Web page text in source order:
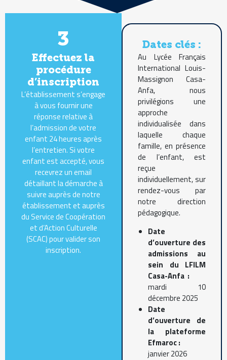
Dates clés :
Au Lycée Français
International Louis-
Massignon Casa-
Anfa, nous
privilégions une
approche
individualisée dans
laquelle chaque
famille, en présence
de l’enfant, est
reçue
individuellement, sur
rendez-vous par
notre direction
pédagogique.
Date
d’ouverture des
admissions au
sein du LFILM
Casa-Anfa :
mardi 10
décembre 2025
Date
d’ouverture de
la plateforme
Efmaroc :
janvier 2026
3
Effectuez la
procédure
d’inscription
L’établissement s’engage
à vous fournir une
réponse relative à
l’admission de votre
enfant 24 heures après
l’entretien. Si votre
enfant est accepté, vous
recevrez un email
détaillant la démarche à
suivre auprès de notre
établissement et auprès
du Service de Coopération
et d’Action Culturelle
(SCAC) pour valider son
inscription.